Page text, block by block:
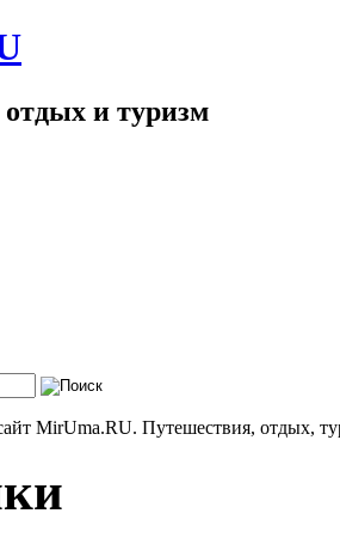
и туризм
MirUma.RU. Путешествия, отдых,